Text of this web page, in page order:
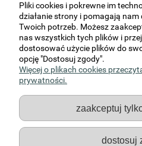
Oferujemy gałki meblowe do
wyglądu starszych frontów.
szafkach kuchennych, witrynie
pozwala odświeżyć zabudowę
całego mebla.
W ofercie znajdziesz modele do
klasycznych, minimalistycznych i
do mebli okrągłe, kwadratowe,
niklowane i wykończone patyną
warto sprawdzić kształt, kolor,
Dobrze dobrana gałka pasuje do
nie wygląda jak przypadkowy
Pliki cookies i pokrewne im
działanie strony i pomagają
Twoich potrzeb. Możesz
nas wszystkich tych plików i
dostosować użycie plików do
opcję "Dostosuj zgody".
Więcej o plikach cookies
prywatności.
zaakceptuj
dostosuj